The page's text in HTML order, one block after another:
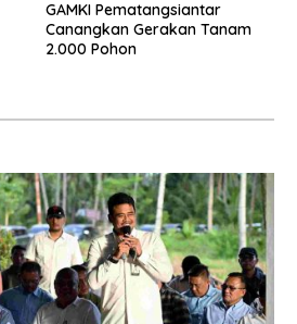
GAMKI Pematangsiantar
Canangkan Gerakan Tanam
2.000 Pohon